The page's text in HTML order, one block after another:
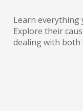
Learn everything
Explore their
dealing with both